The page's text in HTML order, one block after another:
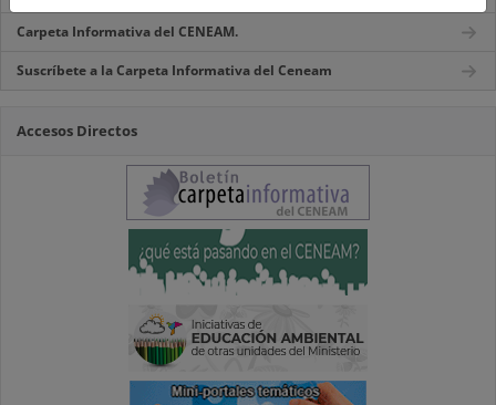
Carpeta Informativa del CENEAM.
Suscríbete a la Carpeta Informativa del Ceneam
Accesos Directos